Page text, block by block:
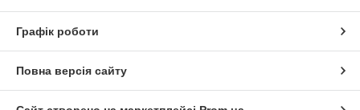
Графік роботи
Повна версія сайту